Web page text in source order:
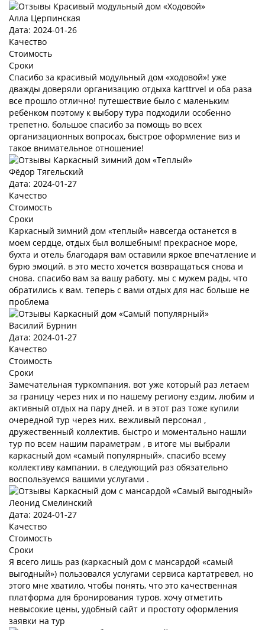
Алла Церпинская
Дата: 2024-01-26
Качество
Стоимость
Сроки
Спасибо за красивый модульный дом «ходовой»! уже
дважды доверяли организацию отдыха karttrvel и оба раза
все прошло отлично! путешествие было с маленьким
ребёнком поэтому к выбору тура подходили особенно
трепетно. большое спасибо за помощь во всех
организационных вопросах, быстрое оформление виз и
такое внимательное отношение!
Фёдор Тягельский
Дата: 2024-01-27
Качество
Стоимость
Сроки
Каркасный зимний дом «теплый» навсегда останется в
моем сердце, отдых был волшебным! прекрасное море,
бухта и отель благодаря вам оставили яркое впечатление и
бурю эмоций. в это место хочется возвращаться снова и
снова. спасибо вам за вашу работу. мы с мужем рады, что
обратились к вам. теперь с вами отдых для нас больше не
проблема
Василий Бурнин
Дата: 2024-01-27
Качество
Стоимость
Сроки
Замечательная туркомпания. вот уже который раз летаем
за границу через них и по нашему региону ездим, любим и
активный отдых на пару дней. и в этот раз тоже купили
очередной тур через них. вежливый персонал ,
дружественный коллектив. быстро и моментально нашли
тур по всем нашим параметрам , в итоге мы выбрали
каркасный дом «самый популярный». спасибо всему
коллективу кампании. в следующий раз обязательно
воспользуемся вашими услугами .
Леонид Смелинский
Дата: 2024-01-27
Качество
Стоимость
Сроки
Я всего лишь раз (каркасный дом с мансардой «самый
выгодный») пользовался услугами сервиса картатревел, но
этого мне хватило, чтобы понять, что это качественная
платформа для бронирования туров. хочу отметить
невысокие цены, удобный сайт и простоту оформления
заявки на тур